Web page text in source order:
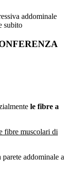
addominale
subito
le fibre a
fibre muscolari di
addominale a